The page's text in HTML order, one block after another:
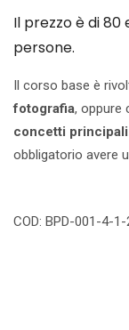
Il prezzo è di 80
persone.
Il corso base è
fotografia, oppure
concetti principali
obbligatorio avere
COD:BPD-001-4-1-